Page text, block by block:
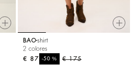
BAOshirt
2 colores
€ 175
-50%
€ 87